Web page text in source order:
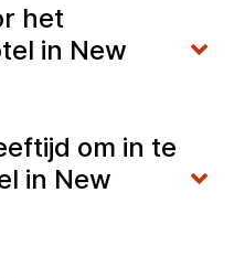
het
in New
om in te
in New